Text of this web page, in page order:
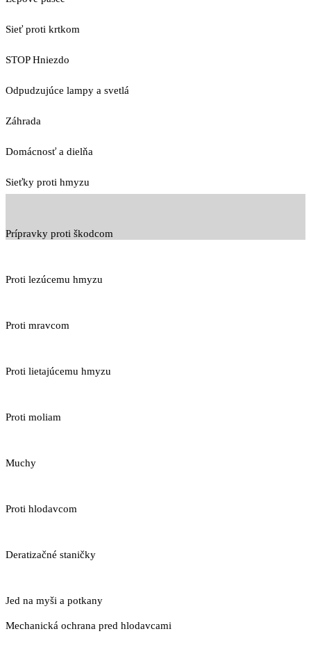
Sieť proti krtkom
STOP Hniezdo
Odpudzujúce lampy a svetlá
Záhrada
Domácnosť a dielňa
Sieťky proti hmyzu
Prípravky proti škodcom
Proti lezúcemu hmyzu
Proti mravcom
Proti lietajúcemu hmyzu
Proti moliam
Muchy
Proti hlodavcom
Deratizačné staničky
Jed na myši a potkany
Mechanická ochrana pred hlodavcami